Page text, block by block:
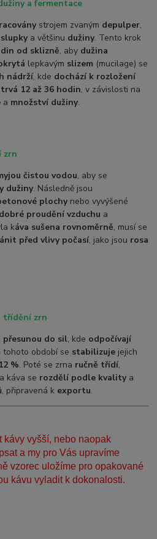
a fermentace
strojem zvaným depulper,
slupkya většinu dužiny. Tento krok
od sklizně, aby dužina
lepkavým slizem (mucilage) se
nádrží, kde dochází k rozložení
trvá 12 až 36 hodin, v závislosti na
a množství dužiny.
zrn
čistou vodou, aby se
dužiny. Následně jsou
plochynebo vyvýšené
dobré proudění vzduchu a
káva sušena rovnoměrně, musí se
před vlivy počasí, jako jsou rosa
třídění zrn
přesunou do sil, kde odpočívají
tohoto období se stabilizuje jejich
%. Poté se zrna ručně třídí,
káva se rozdělí podle kvalitya
, připravená k exportu.
kávy vyšší, nebo naopak
a my pro Vás upravíme
vzorec uložíme pro opakované
kávu vyladit k dokonalosti.